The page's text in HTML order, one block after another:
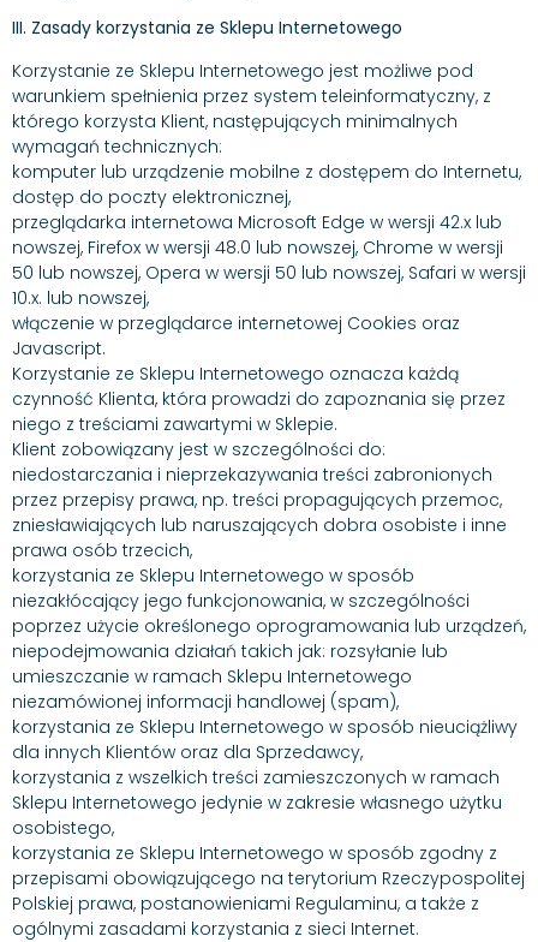
III. Zasady korzystania ze Sklepu Internetowego
Korzystanie ze Sklepu Internetowego jest możliwe pod
warunkiem spełnienia przez system teleinformatyczny, z
którego korzysta Klient, następujących minimalnych
wymagań technicznych:
komputer lub urządzenie mobilne z dostępem do Internetu,
dostęp do poczty elektronicznej,
przeglądarka internetowa Microsoft Edge w wersji 42.x lub
nowszej, Firefox w wersji 48.0 lub nowszej, Chrome w wersji
50 lub nowszej, Opera w wersji 50 lub nowszej, Safari w wersji
10.x. lub nowszej,
włączenie w przeglądarce internetowej Cookies oraz
Javascript.
Korzystanie ze Sklepu Internetowego oznacza każdą
czynność Klienta, która prowadzi do zapoznania się przez
niego z treściami zawartymi w Sklepie.
Klient zobowiązany jest w szczególności do:
niedostarczania i nieprzekazywania treści zabronionych
przez przepisy prawa, np. treści propagujących przemoc,
zniesławiających lub naruszających dobra osobiste i inne
prawa osób trzecich,
korzystania ze Sklepu Internetowego w sposób
niezakłócający jego funkcjonowania, w szczególności
poprzez użycie określonego oprogramowania lub urządzeń,
niepodejmowania działań takich jak: rozsyłanie lub
umieszczanie w ramach Sklepu Internetowego
niezamówionej informacji handlowej (spam),
korzystania ze Sklepu Internetowego w sposób nieuciążliwy
dla innych Klientów oraz dla Sprzedawcy,
korzystania z wszelkich treści zamieszczonych w ramach
Sklepu Internetowego jedynie w zakresie własnego użytku
osobistego,
korzystania ze Sklepu Internetowego w sposób zgodny z
przepisami obowiązującego na terytorium Rzeczypospolitej
Polskiej prawa, postanowieniami Regulaminu, a także z
ogólnymi zasadami korzystania z sieci Internet.